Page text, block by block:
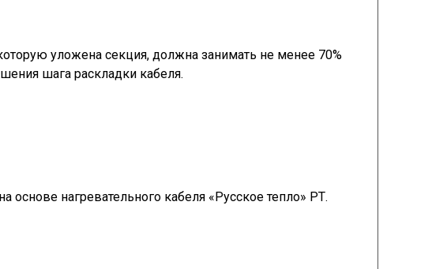
уложена секция, должна занимать не менее 70%
шага раскладки кабеля.
нагревательного кабеля «Русское тепло» РТ.